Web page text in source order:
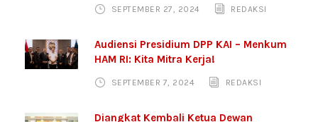
SEPTEMBER 27, 2024 REDAKSI
Audiensi Presidium DPP KAI – Menkum
HAM RI: Kita Mitra Kerja!
SEPTEMBER 7, 2024 REDAKSI
Diangkat Kembali Ketua Dewan